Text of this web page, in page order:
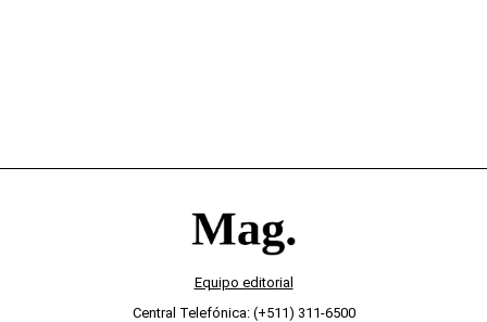
Equipo editorial
Central Telefónica: (+511) 311-6500